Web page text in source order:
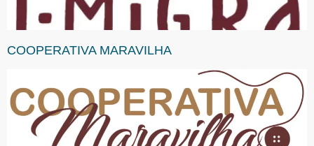
COOPERATIVA MARAVILHA